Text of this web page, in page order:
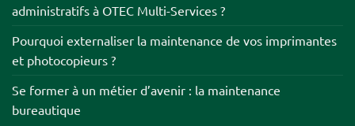
administratifs à OTEC Multi-Services ?
Pourquoi externaliser la maintenance de vos imprimantes
et photocopieurs ?
Se former à un métier d’avenir : la maintenance
bureautique